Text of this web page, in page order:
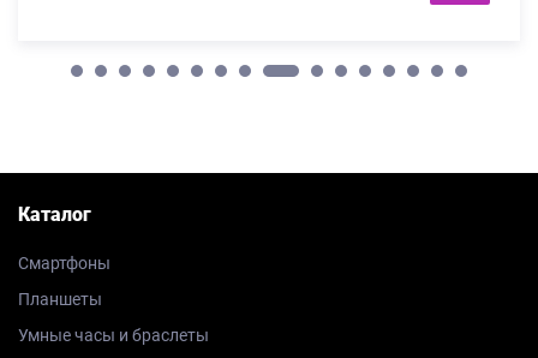
Каталог
Смартфоны
Планшеты
Умные часы и браслеты